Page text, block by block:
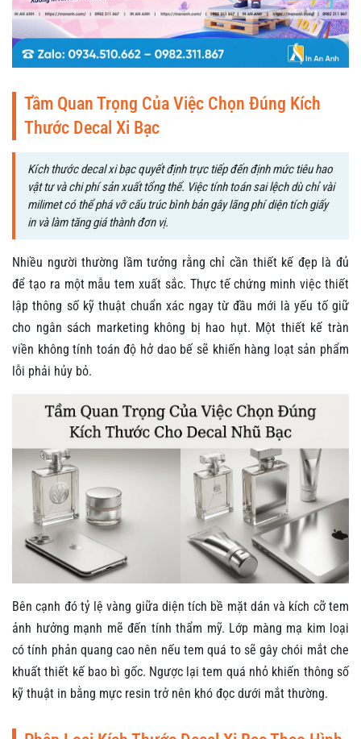
Tầm Quan Trọng Của Việc Chọn Đúng Kích
Thước Decal Xi Bạc
Kích thước decal xi bạc quyết định trực tiếp đến định mức tiêu hao
vật tư và chi phí sản xuất tổng thể. Việc tính toán sai lệch dù chỉ vài
milimet có thể phá vỡ cấu trúc bình bản gây lãng phí diện tích giấy
in và làm tăng giá thành đơn vị.
Nhiều người thường lầm tưởng rằng chỉ cần thiết kế đẹp là đủ
để tạo ra một mẫu tem xuất sắc. Thực tế chứng minh việc thiết
lập thông số kỹ thuật chuẩn xác ngay từ đầu mới là yếu tố giữ
cho ngân sách marketing không bị hao hụt. Một thiết kế tràn
viền không tính toán độ hở dao bế sẽ khiến hàng loạt sản phẩm
lỗi phải hủy bỏ.
Bên cạnh đó tỷ lệ vàng giữa diện tích bề mặt dán và kích cỡ tem
ảnh hưởng mạnh mẽ đến tính thẩm mỹ. Lớp màng mạ kim loại
có tính phản quang cao nên nếu tem quá to sẽ gây chói mắt che
khuất thiết kế bao bì gốc. Ngược lại tem quá nhỏ khiến thông số
kỹ thuật in bằng mực resin trở nên khó đọc dưới mắt thường.